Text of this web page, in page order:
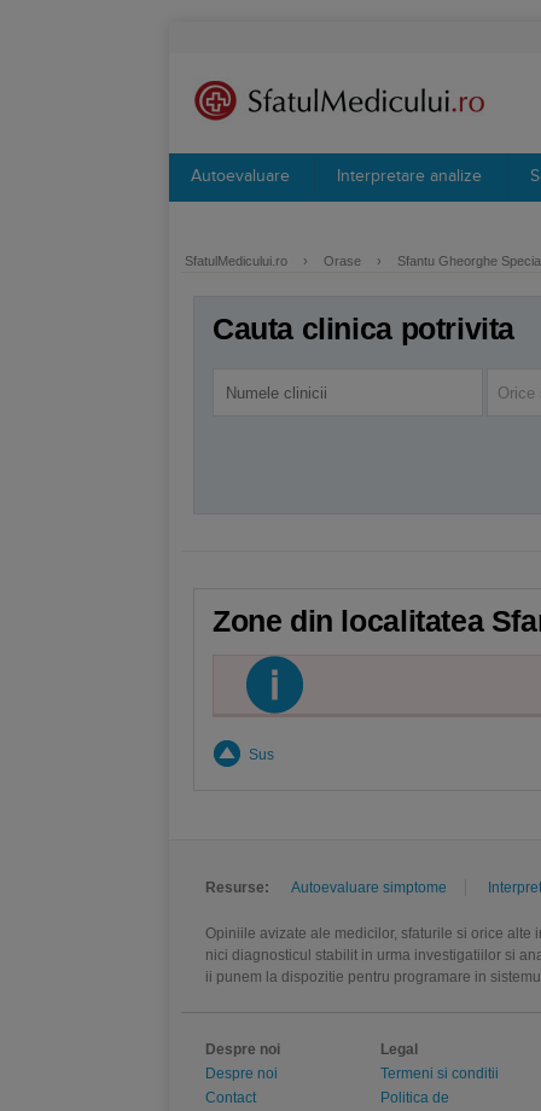
Autoevaluare Interpretare analize
SfatulMedicului.ro › Orase › Sfantu Gheorghe
Cauta clinica potrivita
Orice
Zone din localitatea
Sus
Resurse: Autoevaluare simptome
Opiniile avizate ale medicilor, sfaturile si orice
nici diagnosticul stabilit in urma investigatiilor si
ii punem la dispozitie pentru programare in
Despre noi
Despre noi
Contact
Legal
Termeni si conditii
Politica de